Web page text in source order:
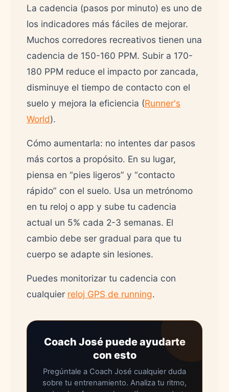
La cadencia (pasos por minuto) es uno de
los indicadores más fáciles de mejorar.
Muchos corredores recreativos tienen una
cadencia de 150-160 PPM. Subir a 170-
180 PPM reduce el impacto por zancada,
disminuye el tiempo de contacto con el
suelo y mejora la eficiencia (Runner's
World).
Cómo aumentarla: no intentes dar pasos
más cortos a propósito. En su lugar,
piensa en “pies ligeros” y “contacto
rápido” con el suelo. Usa un metrónomo
en tu reloj o app y sube tu cadencia
actual un 5% cada 2-3 semanas. El
cambio debe ser gradual para que tu
cuerpo se adapte sin lesiones.
Puedes monitorizar tu cadencia con
cualquier reloj GPS de running.
Coach José puede ayudarte
con esto
Pregúntale a Coach José cualquier duda
sobre tu entrenamiento. Analiza tu ritmo,